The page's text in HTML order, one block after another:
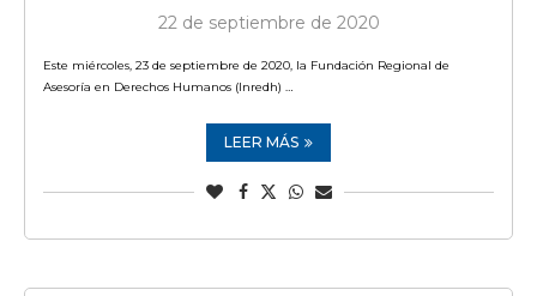
22 de septiembre de 2020
Este miércoles, 23 de septiembre de 2020, la Fundación Regional de
Asesoría en Derechos Humanos (Inredh) …
LEER MÁS